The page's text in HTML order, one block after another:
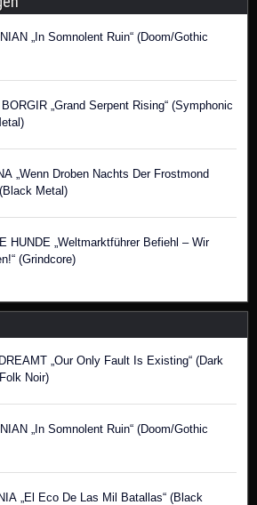
„In Somnolent Ruin“ (Doom/Gothic
„Grand Serpent Rising“ (Symphonic
„Wenn Droben Nachts Der Frostmond
Metal)
HUNDE „Weltmarktführer Befiehl – Wir
(Grindcore)
„Our Only Fault Is Existing“ (Dark
Noir)
„In Somnolent Ruin“ (Doom/Gothic
„El Eco De Las Mil Batallas“ (Black